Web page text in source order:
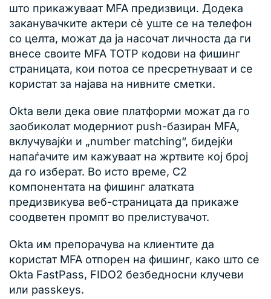
што прикажуваат MFA предизвици. Додека
заканувачките актери сè уште се на телефон
со целта, можат да ја насочат личноста да ги
внесе своите MFA TOTP кодови на фишинг
страницата, кои потоа се пресретнуваат и се
користат за најава на нивните сметки.
Okta вели дека овие платформи можат да го
заобиколат модерниот push-базиран MFA,
вклучувајќи и „number matching“, бидејќи
напаѓачите им кажуваат на жртвите кој број
да го изберат. Во исто време, C2
компонентата на фишинг алатката
предизвикува веб-страницата да прикаже
соодветен промпт во прелистувачот.
Okta им препорачува на клиентите да
користат MFA отпорен на фишинг, како што се
Okta FastPass, FIDO2 безбедносни клучеви
или passkeys.